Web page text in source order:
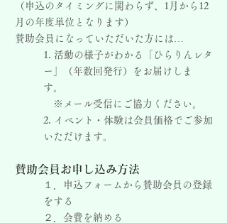
（申込のタイミングに関わらず、1月から12
月の年度単位となります）
賛助会員になっていただいた方には…
1. 活動の様子がわかる「ひらりんレタ
ー」（年数回発行）をお届けしま
す。
※メール受信にご協力ください。
2. イベント・体験は会員価格でご参加
いただけます。
賛助会員お申し込み方法
１．申込フォームから賛助会員の登録
をする
２．会費を納める